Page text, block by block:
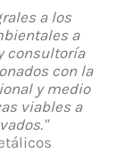
a los
a
consultoría
con la
y medio
viables a